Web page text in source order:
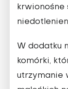
krwionośne
W dodatku
komórki,
utrzymanie